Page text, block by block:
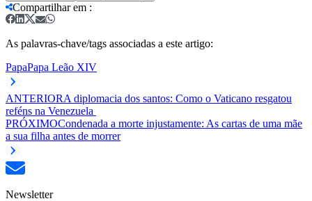
Compartilhar em :
As palavras-chave/tags associadas a este artigo:
PapaPapa Leão XIV
ANTERIORA diplomacia dos santos: Como o Vaticano resgatou
reféns na Venezuela
PRÓXIMOCondenada a morte injustamente: As cartas de uma mãe
a sua filha antes de morrer
Newsletter